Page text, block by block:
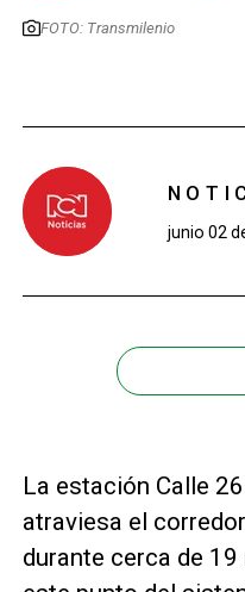
FOTO: Transmilenio
junio 02
La estación Calle
atraviesa el
durante cerca de